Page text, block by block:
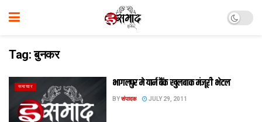
Tag:बुनकर
समाचार भागलपुर मे यार्न बैंक खुलबाक मंजूरी भेटल
BYसंपादक JULY 29, 2011